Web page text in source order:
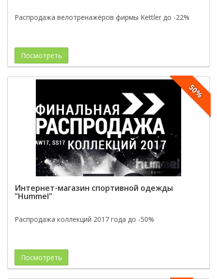
Распродажа велотренажёров фирмы Kettler до -22%
Посмотреть
50%
Интернет-магазин спортивной одежды
"Hummel"
Распродажа коллекций 2017 года до -50%
Посмотреть